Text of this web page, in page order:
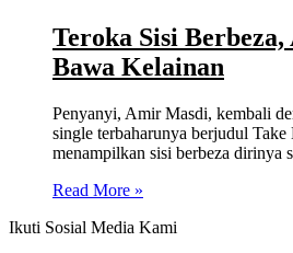
Teroka Sisi
Bawa Kelainan
Penyanyi, Amir Masdi, kembali
single terbaharunya berjudul
menampilkan sisi berbeza dirinya
Read More »
Ikuti Sosial Media Kami